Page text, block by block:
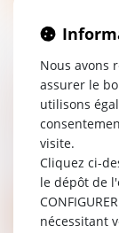
Yvan
droits
– Pour
PUAM,
Lire la suite
Nous avons
assurer le
utilisons
visite.
Cliquez ci-
le dépôt de
nécessitant